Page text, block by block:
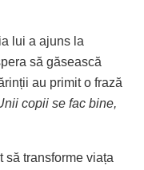
lui a ajuns la
să găsească
au primit o frază
copii se fac bine,
să transforme viața